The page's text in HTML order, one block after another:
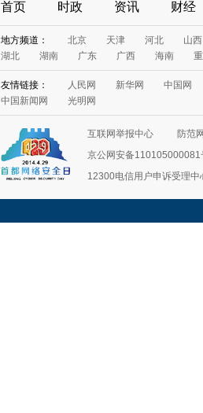
首页 时政 资讯 财经
地方频道： 北京 天津 河北
山西
湖北
湖南 广东 广西 海南
友情链接： 人民网 新华网
中国网
中国新闻网
光明网
互联网举报中心
防范
京公网安备110105000081
12300电信用户申诉受理中